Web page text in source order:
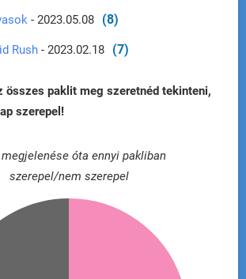
- 2023.05.08 (8)
Rush - 2023.02.18 (7)
összes paklit meg szeretnéd tekinteni,
szerepel!
óta ennyi pakliban
szerepel/nem szerepel